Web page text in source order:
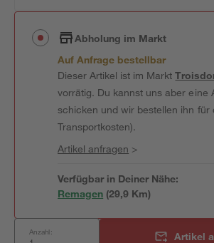
Abholung im Markt
Auf Anfrage bestellbar
Dieser Artikel ist im Markt
vorrätig. Du kannst uns aber eine
schicken und wir bestellen ihn für
Transportkosten).
Artikel anfragen >
Verfügbar in Deiner Nähe:
Remagen (29,9 Km)
Anzahl: Artikel